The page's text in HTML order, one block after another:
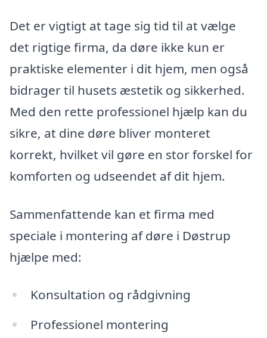
Det er vigtigt at tage sig tid til at vælge
det rigtige firma, da døre ikke kun er
praktiske elementer i dit hjem, men også
bidrager til husets æstetik og sikkerhed.
Med den rette professionel hjælp kan du
sikre, at dine døre bliver monteret
korrekt, hvilket vil gøre en stor forskel for
komforten og udseendet af dit hjem.
Sammenfattende kan et firma med
speciale i montering af døre i Døstrup
hjælpe med:
Konsultation og rådgivning
Professionel montering